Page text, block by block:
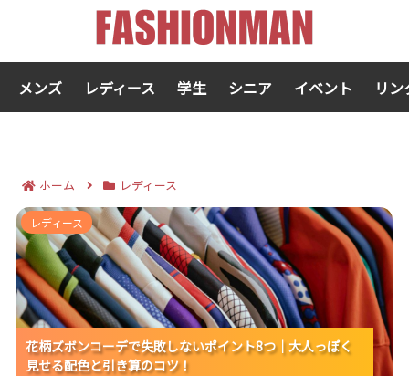
メンズ レディース 学生 シニア イベント リ
ホーム レディース
花柄ズボンコーデで失敗しないポイント8つ｜大人っぽ
く見せる配色と引き算のコツ！
花柄ズボンコーデで失敗しないポイント8つ｜大人っぽく
見せる配色と引き算のコツ！
花柄ズボンコーデで失敗しないポイント8つ｜大人っぽく
見せる配色と引き算のコツ！
花柄ズボンコーデで失敗しないポイント8つ｜大人っぽく
見せる配色と引き算のコツ！
レディース